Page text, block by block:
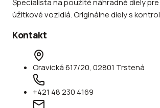
Špecialista na použité náhradné diely
úžitkové vozidlá. Originálne diely s
Kontakt
Oravická 617/20, 02801 Trstená
+421 48 230 4169